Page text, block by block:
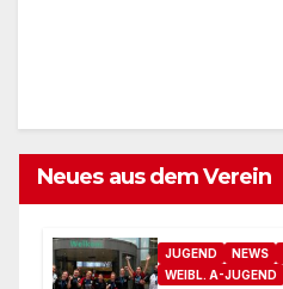
Neues aus dem Verein
JUGEND NEWS
WEIBL. A-JUGEND